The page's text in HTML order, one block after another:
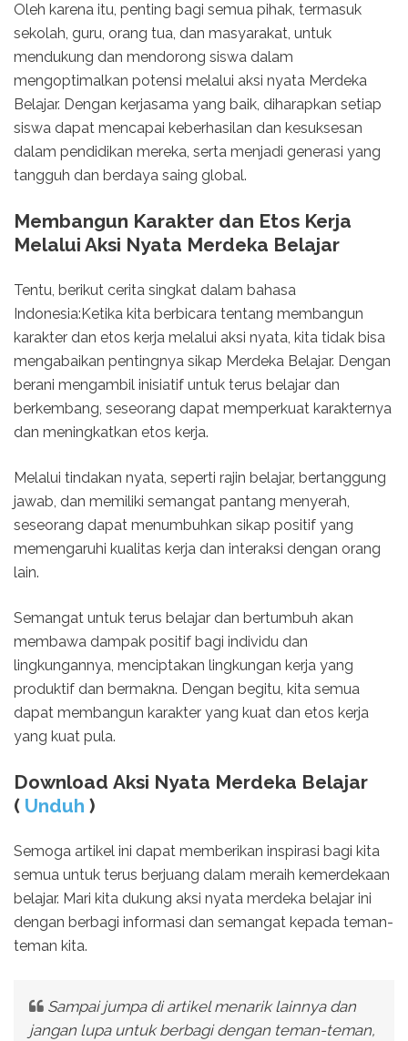
Oleh karena itu, penting bagi semua pihak, termasuk
sekolah, guru, orang tua, dan masyarakat, untuk
mendukung dan mendorong siswa dalam
mengoptimalkan potensi melalui aksi nyata Merdeka
Belajar. Dengan kerjasama yang baik, diharapkan setiap
siswa dapat mencapai keberhasilan dan kesuksesan
dalam pendidikan mereka, serta menjadi generasi yang
tangguh dan berdaya saing global.
Membangun Karakter dan Etos Kerja
Melalui Aksi Nyata Merdeka Belajar
Tentu, berikut cerita singkat dalam bahasa
Indonesia:Ketika kita berbicara tentang membangun
karakter dan etos kerja melalui aksi nyata, kita tidak bisa
mengabaikan pentingnya sikap Merdeka Belajar. Dengan
berani mengambil inisiatif untuk terus belajar dan
berkembang, seseorang dapat memperkuat karakternya
dan meningkatkan etos kerja.
Melalui tindakan nyata, seperti rajin belajar, bertanggung
jawab, dan memiliki semangat pantang menyerah,
seseorang dapat menumbuhkan sikap positif yang
memengaruhi kualitas kerja dan interaksi dengan orang
lain.
Semangat untuk terus belajar dan bertumbuh akan
membawa dampak positif bagi individu dan
lingkungannya, menciptakan lingkungan kerja yang
produktif dan bermakna. Dengan begitu, kita semua
dapat membangun karakter yang kuat dan etos kerja
yang kuat pula.
Download Aksi Nyata Merdeka Belajar
( Unduh )
Semoga artikel ini dapat memberikan inspirasi bagi kita
semua untuk terus berjuang dalam meraih kemerdekaan
belajar. Mari kita dukung aksi nyata merdeka belajar ini
dengan berbagi informasi dan semangat kepada teman-
teman kita.
Sampai jumpa di artikel menarik lainnya dan
jangan lupa untuk berbagi dengan teman-teman,